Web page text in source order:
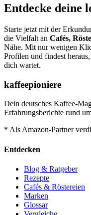
Entdecke deine
Starte jetzt mit der
die Vielfalt an Cafés,
Nähe. Mit nur wenigen
Profilen und findest
dich wartet.
kaffeepioniere
Dein deutsches Kaffee-
Erfahrungsberichte rund
* Als Amazon-Partner
Entdecken
Blog & Ratgeber
Rezepte
Cafés & Röstereien
Marken
Glossar